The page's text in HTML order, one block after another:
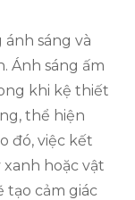
sáng và
Ánh sáng ấm
khi kệ thiết
thể hiện
đó, việc kết
hoặc vật
tạo cảm giác